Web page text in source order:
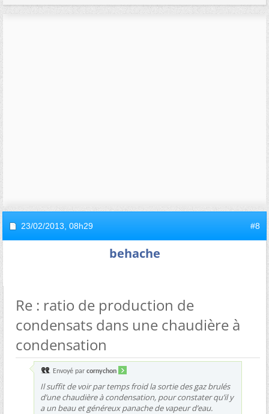
23/02/2013, 08h29 #8
behache
Re : ratio de production de
condensats dans une chaudière à
condensation
Envoyé par cornychon
Il suffit de voir par temps froid la sortie des gaz brulés
d’une chaudière à condensation, pour constater qu’il y
a un beau et généreux panache de vapeur d’eau.